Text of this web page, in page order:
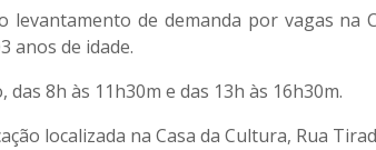
levantamento de demanda por vagas na
anos de idade.
das 8h às 11h30m e das 13h às 16h30m.
localizada na Casa da Cultura, Rua